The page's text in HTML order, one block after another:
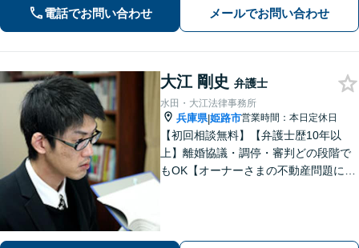
事故】「こんな相談でも大丈夫だろう
か」と躊躇されている方もご相談くだ
さい。
電話でお問い合わせ メールでお問い合わせ
大江 剛史 弁護士
水田・大江法律事務所
兵庫県|姫路市営業時間：本日定休日
【初回相談無料】【弁護士歴10年以
上】離婚協議・調停・審判どの段階で
もOK【オーナーさまの不動産問題に特
【夜間面談可】遺言書作成に対応